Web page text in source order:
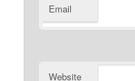
Email
Website